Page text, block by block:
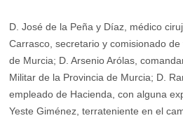
D. José de la Peña y Díaz, médico
Carrasco, secretario y comisionado
de Murcia; D. Arsenio Arólas,
Militar de la Provincia de Murcia; D.
empleado de Hacienda, con alguna
Yeste Giménez, terrateniente en el